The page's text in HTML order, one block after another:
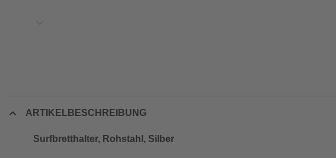
ARTIKELBESCHREIBUNG
Surfbretthalter, Rohstahl, Silber